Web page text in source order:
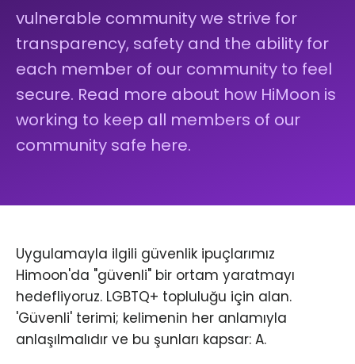
vulnerable community we strive for
transparency, safety and the ability for
each member of our community to feel
secure. Read more about how HiMoon is
working to keep all members of our
community safe here.
Uygulamayla ilgili güvenlik ipuçlarımız
Himoon'da "güvenli" bir ortam yaratmayı
hedefliyoruz. LGBTQ+ topluluğu için alan.
'Güvenli' terimi; kelimenin her anlamıyla
anlaşılmalıdır ve bu şunları kapsar: A.